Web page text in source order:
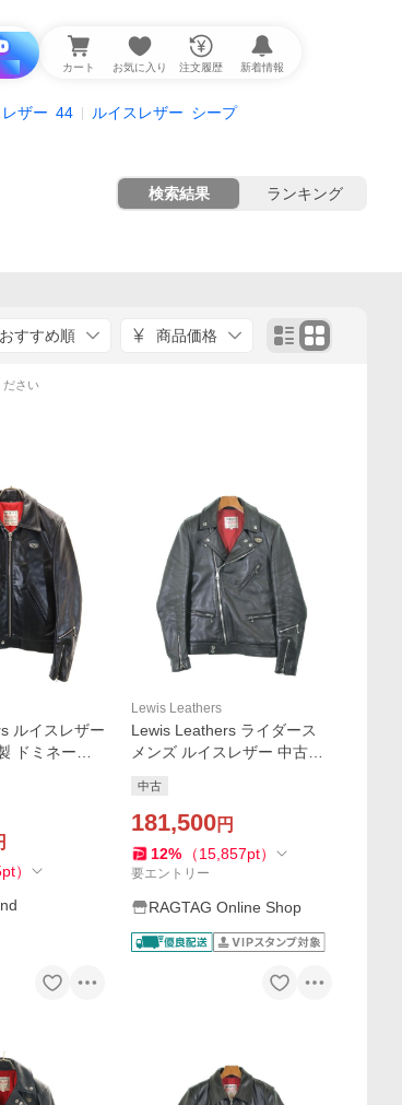
す カート お気に入り 注文履歴 新着情報
ザー 44 ルイスレザー シープ
検索結果 ランキング
おすすめ順 商品価格
ださい
ルイスレザー
ドミネータ
古着 中古
pt）
Lewis Leathers
Lewis Leathers ライダース
メンズ ルイスレザー 中古
中古
181,500円
12% （15,857pt）
要エントリー
RAGTAG Online Shop